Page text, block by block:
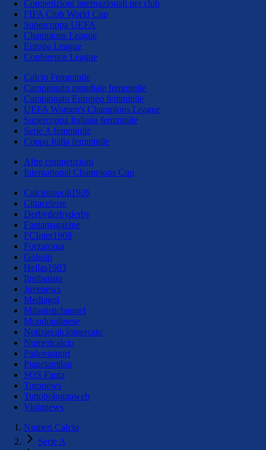
Competizioni internazionali per club
FIFA Club World Cup
Supercoppa UEFA
Champions League
Europa League
Conference League
Calcio Femminile
Campionato mondiale femminile
Campionato Europeo femminile
UEFA Women's Champions League
Supercoppa Italiana femminile
Serie A femminile
Coppa Italia femminile
Altre competizioni
International Champions Cup
Calcionapoli1926
Cittaceleste
Derbyderbyderby
Fantamagazine
FCInter1908
Forzaroma
Golssip
Hellas1903
Ilmilanista
Juvenews
Mediagol
Milanistichannel
Mondoudinese
Notiziecalciomercato
Numericalcio
Padovasport
Pianetamilan
SOS Fanta
Toronews
Tuttobolognaweb
Violanews
Numeri Calcio
Serie A